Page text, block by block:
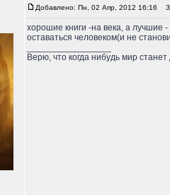
Добавлено: Пн, 02 Апр, 2012 16:16
хорошие книги -на века, а лучшие
оставаться человеком(и не
Верю, что когда нибудь мир